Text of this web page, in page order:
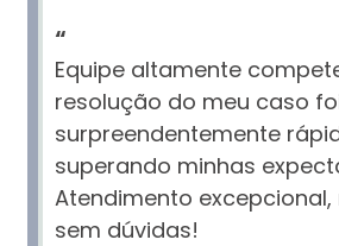
“
Equipe altamente
resolução do meu caso
surpreendentemente
superando minhas
Atendimento
sem dúvidas!